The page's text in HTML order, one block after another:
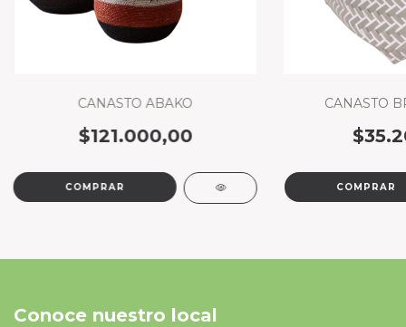
CANASTO ABAKO
$121.000,00
COMPRAR
CANASTO
COMPRAR
Conoce nuestro local